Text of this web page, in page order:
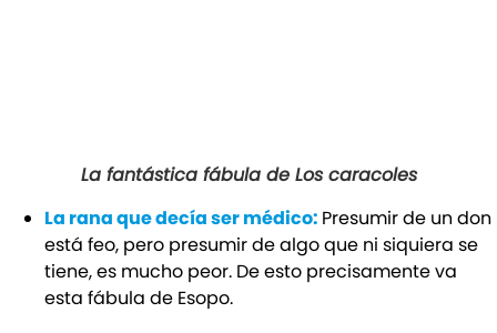
La fantástica fábula de Los caracoles
La rana que decía ser médico: Presumir de un don
está feo, pero presumir de algo que ni siquiera se
tiene, es mucho peor. De esto precisamente va
esta fábula de Esopo.